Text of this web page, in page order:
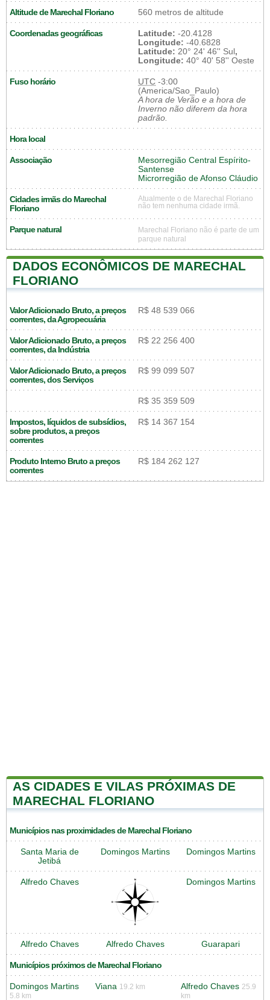
Altitude de Marechal Floriano 560 metros de altitude
Coordenadas geográficas Latitude: -20.4128
Longitude: -40.6828
Latitude: 20° 24' 46'' Sul,
Longitude: 40° 40' 58'' Oeste
Fuso horário UTC -3:00
(America/Sao_Paulo)
A hora de Verão e a hora de
Inverno não diferem da hora
padrão.
Hora local
Associação
Mesorregião Central Espírito-
Santense
Microrregião de Afonso Cláudio
Cidades irmãs do Marechal
Floriano
Atualmente o de Marechal Floriano
não tem nenhuma cidade irmã.
Parque natural
Marechal Floriano não é parte de um
parque natural
DADOS ECONÔMICOS DE MARECHAL
FLORIANO
Valor Adicionado Bruto, a preços
correntes, da Agropecuária
R$ 48 539 066
Valor Adicionado Bruto, a preços
correntes, da Indústria
R$ 22 256 400
Valor Adicionado Bruto, a preços
correntes, dos Serviços
R$ 99 099 507
R$ 35 359 509
Impostos, líquidos de subsídios,
sobre produtos, a preços
correntes
R$ 14 367 154
Produto Interno Bruto a preços
correntes
R$ 184 262 127
AS CIDADES E VILAS PRÓXIMAS DE
MARECHAL FLORIANO
Municípios nas proximidades de Marechal Floriano
Santa Maria de
Jetibá
Domingos Martins Domingos Martins
Alfredo Chaves Domingos Martins
Alfredo Chaves Alfredo Chaves Guarapari
Municípios próximos de Marechal Floriano
Domingos Martins
5.8 km
Viana 19.2 km Alfredo Chaves 25.9
km